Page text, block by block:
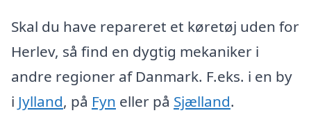
Skal du have repareret et køretøj uden for
Herlev, så find en dygtig mekaniker i
andre regioner af Danmark. F.eks. i en by
i Jylland, på Fyn eller på Sjælland.